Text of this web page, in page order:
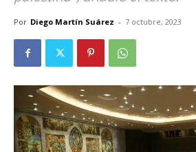
Por Diego Martín Suárez - 7 octubre, 2023